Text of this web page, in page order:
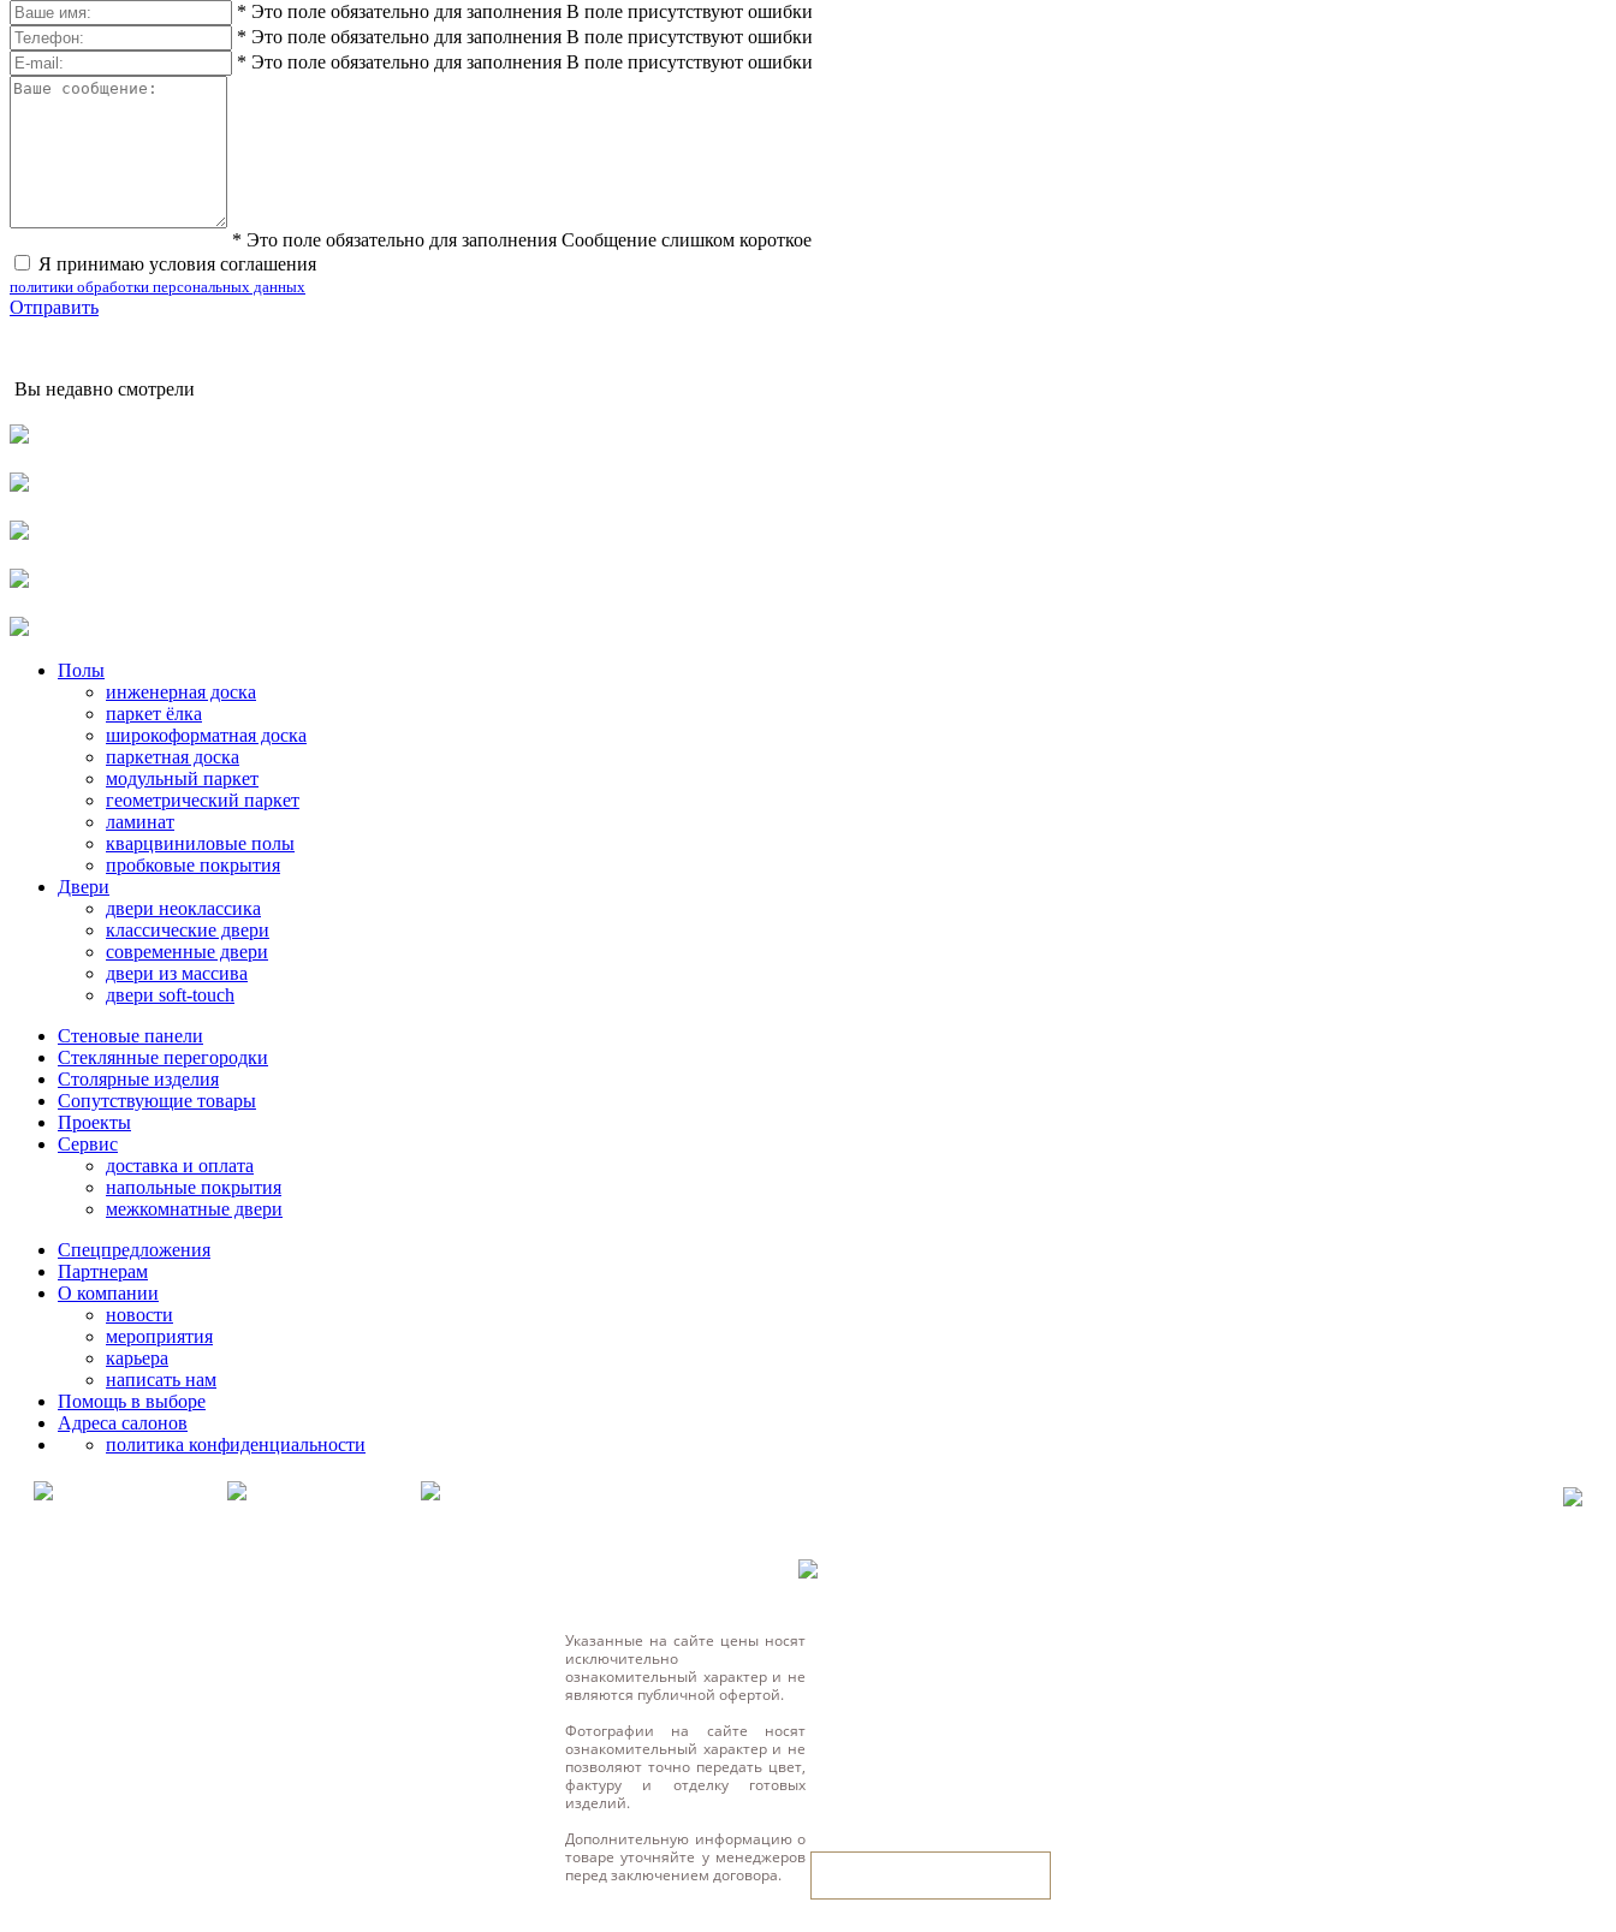
* Это поле обязательно для заполнения В поле присутствуют ошибки
* Это поле обязательно для заполнения В поле присутствуют ошибки
* Это поле обязательно для заполнения В поле присутствуют ошибки
* Это поле обязательно для заполнения Сообщение слишком короткое
Я принимаю условия соглашения
политики обработки персональных данных
Отправить
Вы недавно смотрели
Полы
инженерная доска
паркет ёлка
широкоформатная доска
паркетная доска
модульный паркет
геометрический паркет
ламинат
кварцвиниловые полы
пробковые покрытия
Двери
двери неоклассика
классические двери
современные двери
двери из массива
двери soft-touch
Стеновые панели
Стеклянные перегородки
Столярные изделия
Сопутствующие товары
Проекты
Сервис
доставка и оплата
напольные покрытия
межкомнатные двери
Спецпредложения
Партнерам
О компании
новости
мероприятия
карьера
написать нам
Помощь в выборе
Адреса салонов
политика конфиденциальности
Указанные на сайте цены носят
исключительно
ознакомительный характер и не
являются публичной офертой.
Фотографии на сайте носят
ознакомительный характер и не
позволяют точно передать цвет,
фактуру и отделку готовых
изделий.
Дополнительную информацию о
товаре уточняйте у менеджеров
перед заключением договора.